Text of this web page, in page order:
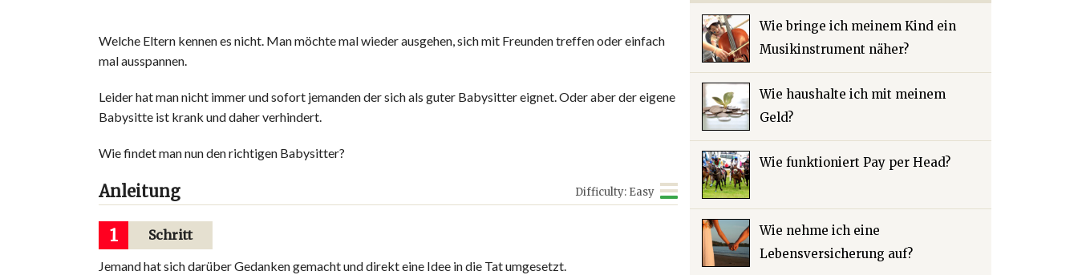
Welche Eltern kennen es nicht. Man möchte mal wieder ausgehen, sich mit Freunden treffen oder einfach
mal ausspannen.
Leider hat man nicht immer und sofort jemanden der sich als guter Babysitter eignet. Oder aber der eigene
Babysitte ist krank und daher verhindert.
Wie findet man nun den richtigen Babysitter?
Anleitung Difficulty: Easy
1 Schritt
Jemand hat sich darüber Gedanken gemacht und direkt eine Idee in die Tat umgesetzt.
Wie bringe ich meinem Kind ein
Musikinstrument näher?
Wie haushalte ich mit meinem
Geld?
Wie funktioniert Pay per Head?
Wie nehme ich eine
Lebensversicherung auf?